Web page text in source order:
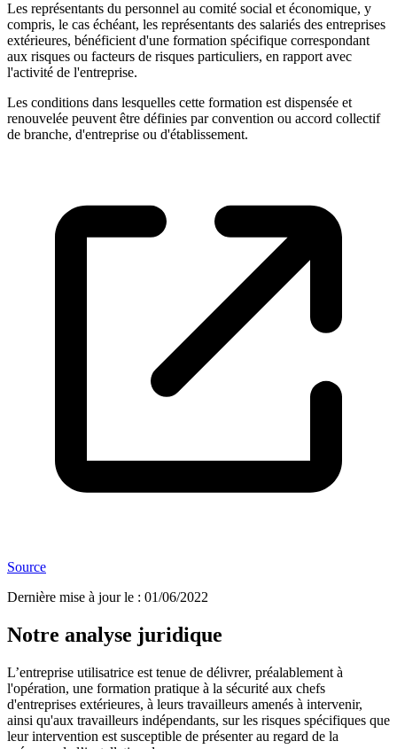
Les représentants du personnel au comité social et économique, y
compris, le cas échéant, les représentants des salariés des entreprises
extérieures, bénéficient d'une formation spécifique correspondant
aux risques ou facteurs de risques particuliers, en rapport avec
l'activité de l'entreprise.
Les conditions dans lesquelles cette formation est dispensée et
renouvelée peuvent être définies par convention ou accord collectif
de branche, d'entreprise ou d'établissement.
Source
Dernière mise à jour le : 01/06/2022
Notre analyse juridique
L’entreprise utilisatrice est tenue de délivrer, préalablement à
l'opération, une formation pratique à la sécurité aux chefs
d'entreprises extérieures, à leurs travailleurs amenés à intervenir,
ainsi qu'aux travailleurs indépendants, sur les risques spécifiques que
leur intervention est susceptible de présenter au regard de la